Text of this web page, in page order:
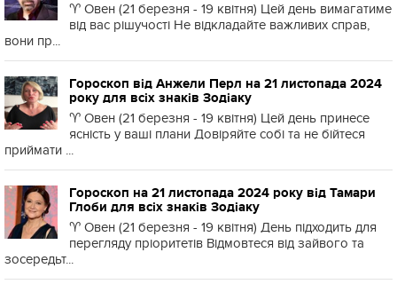
♈️ Овен (21 березня - 19 квітня) Цей день вимагатиме
від вас рішучості Не відкладайте важливих справ,
вони пр...
Гороскоп від Анжели Перл на 21 листопада 2024
року для всіх знаків Зодіаку
♈️ Овен (21 березня - 19 квітня) Цей день принесе
ясність у ваші плани Довіряйте собі та не бійтеся
приймати ...
Гороскоп на 21 листопада 2024 року від Тамари
Глоби для всіх знаків Зодіаку
♈️ Овен (21 березня - 19 квітня) День підходить для
перегляду пріоритетів Відмовтеся від зайвого та
зосередьт...